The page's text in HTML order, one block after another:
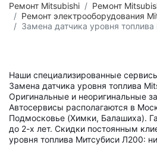
Ремонт Mitsubishi
Ремонт
Ремонт электрооборудования
Замена датчика уровня
Наши специализированные
Замена датчика уровня топлива
Оригинальные и неоригинальные
Автосервисы располагаются в
Подмосковье (Химки, Балашиха).
до 2-х лет. Скидки постоянным
уровня топлива Митсубиси Л200: